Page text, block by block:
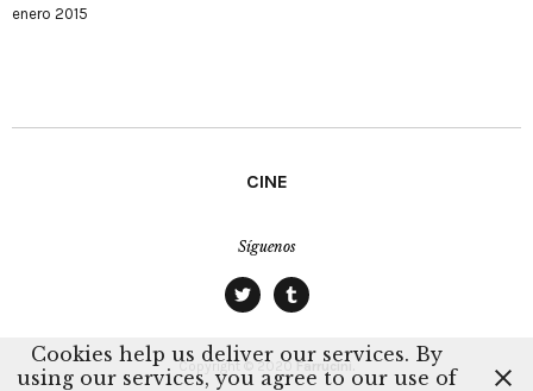
enero 2015
CINE
Síguenos
Copyright © 2020 Farrucini.
Cookies help us deliver our services. By
using our services, you agree to our use of